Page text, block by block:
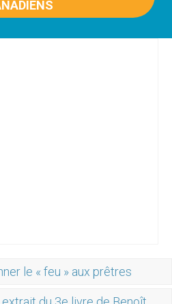
le « feu » aux prêtres